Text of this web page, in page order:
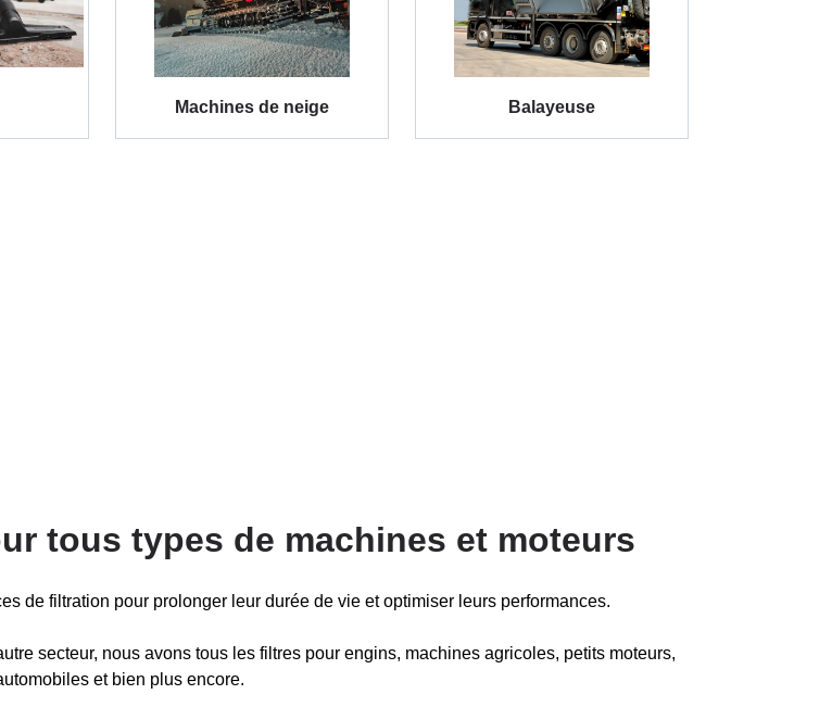
Machines de neige Balayeuse
tous types de machines et moteurs
de filtration pour prolonger leur durée de vie et optimiser leurs performances.
secteur, nous avons tous les filtres pour engins, machines agricoles, petits moteurs,
et bien plus encore.